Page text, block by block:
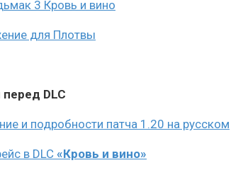
3 Кровь и вино
для Плотвы
DLC
и подробности патча 1.20 на русском
в DLC «Кровь и вино»